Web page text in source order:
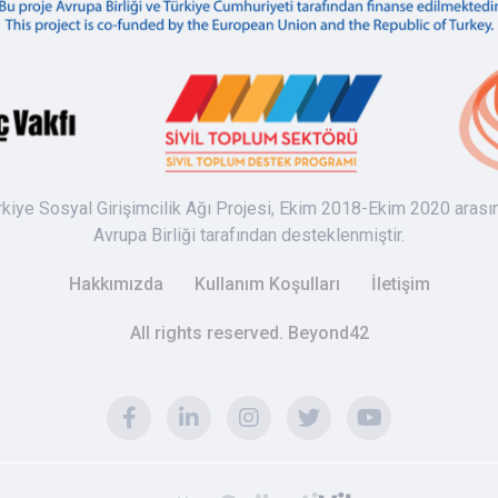
Sosyal Girişimcilik Ağı Projesi, Ekim 2018-Ekim 2020
Avrupa Birliği tarafından desteklenmiştir.
Hakkımızda Kullanım Koşulları İletişim
All rights reserved. Beyond42